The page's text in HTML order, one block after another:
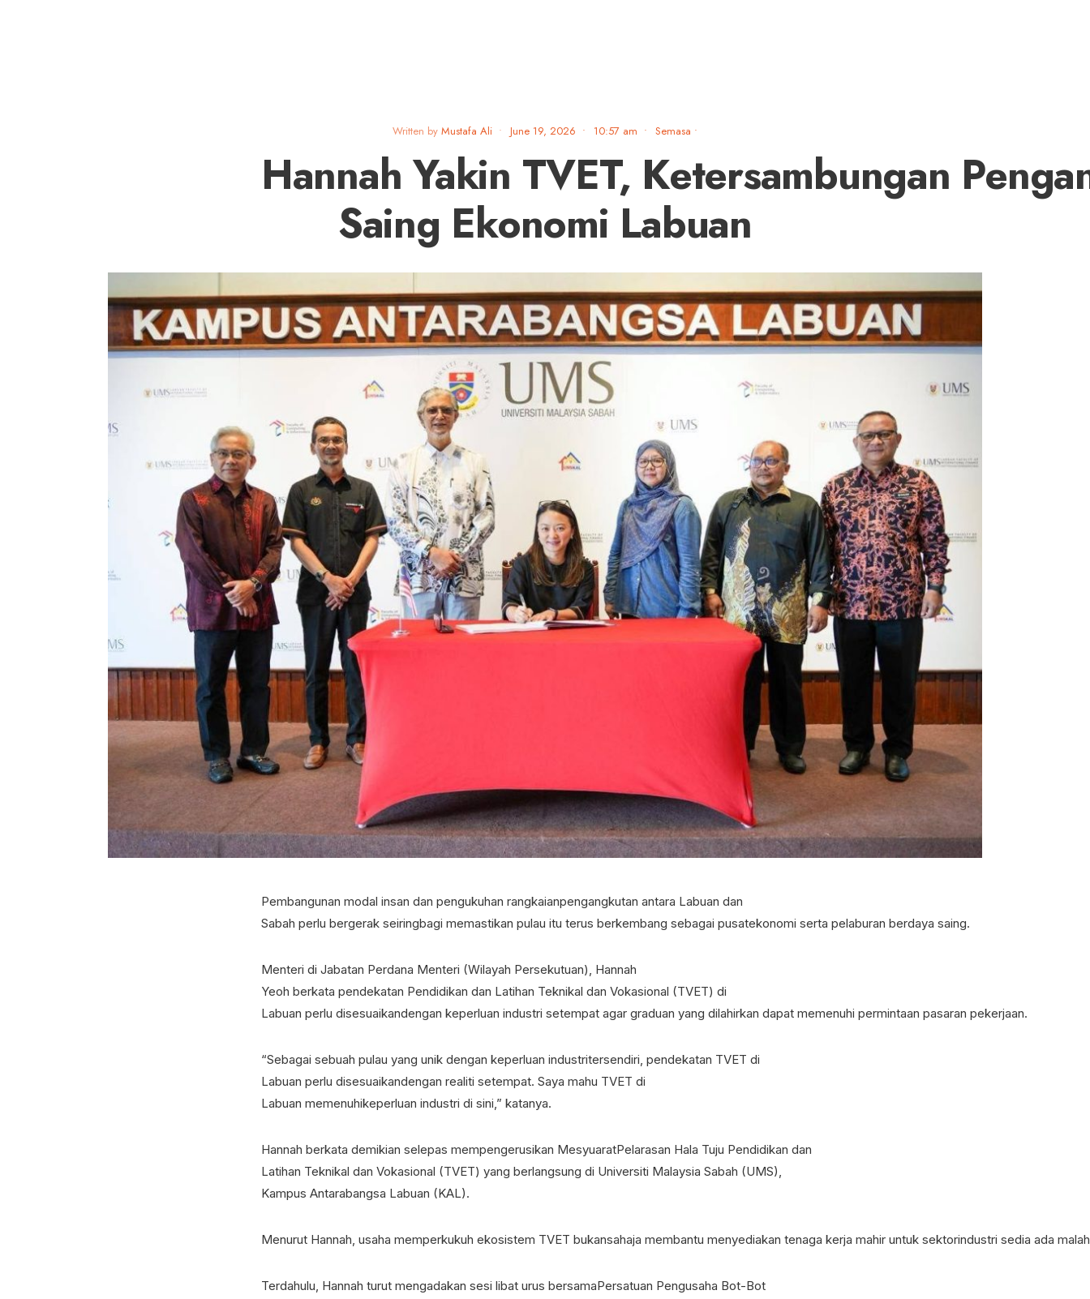
Written by Mustafa Ali • June 19, 2026 • 10:57 am • Semasa •
Hannah Yakin TVET, Ketersambungan
Saing Ekonomi Labuan
Pembangunan modal insan dan pengukuhan rangkaianpengangkutan antara Labuan dan
Sabah perlu bergerak seiringbagi memastikan pulau itu terus berkembang sebagai pusatekonomi serta pelaburan berdaya saing.
Menteri di Jabatan Perdana Menteri (Wilayah Persekutuan), Hannah
Yeoh berkata pendekatan Pendidikan dan Latihan Teknikal dan Vokasional (TVET) di
Labuan perlu disesuaikandengan keperluan industri setempat agar graduan yang dilahirkan dapat memenuhi permintaan pasaran pekerjaan.
“Sebagai sebuah pulau yang unik dengan keperluan industritersendiri, pendekatan TVET di
Labuan perlu disesuaikandengan realiti setempat. Saya mahu TVET di
Labuan memenuhikeperluan industri di sini,” katanya.
Hannah berkata demikian selepas mempengerusikan MesyuaratPelarasan Hala Tuju Pendidikan dan
Latihan Teknikal dan Vokasional (TVET) yang berlangsung di Universiti Malaysia Sabah (UMS),
Kampus Antarabangsa Labuan (KAL).
Menurut Hannah, usaha memperkukuh ekosistem TVET bukansahaja membantu menyediakan tenaga kerja mahir untuk sektorindustri sedia ada
Terdahulu, Hannah turut mengadakan sesi libat urus bersamaPersatuan Pengusaha Bot-Bot